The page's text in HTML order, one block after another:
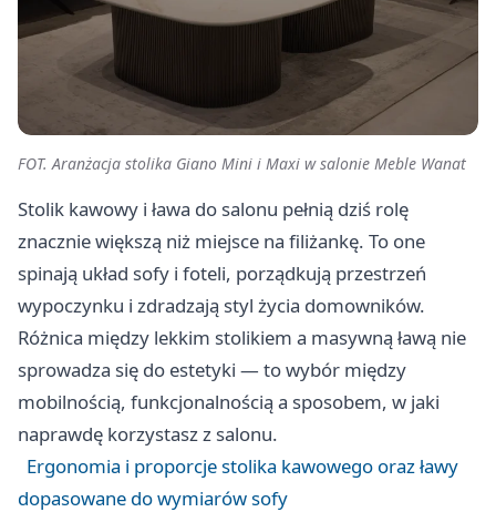
FOT. Aranżacja stolika Giano Mini i Maxi w salonie Meble Wanat
Stolik kawowy i ława do salonu pełnią dziś rolę
znacznie większą niż miejsce na filiżankę. To one
spinają układ sofy i foteli, porządkują przestrzeń
wypoczynku i zdradzają styl życia domowników.
Różnica między lekkim stolikiem a masywną ławą nie
sprowadza się do estetyki — to wybór między
mobilnością, funkcjonalnością a sposobem, w jaki
naprawdę korzystasz z salonu.
Ergonomia i proporcje stolika kawowego oraz ławy
dopasowane do wymiarów sofy